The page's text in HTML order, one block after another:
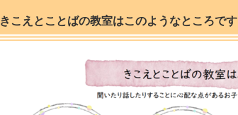
きこえとことばの教室はこのようなところです